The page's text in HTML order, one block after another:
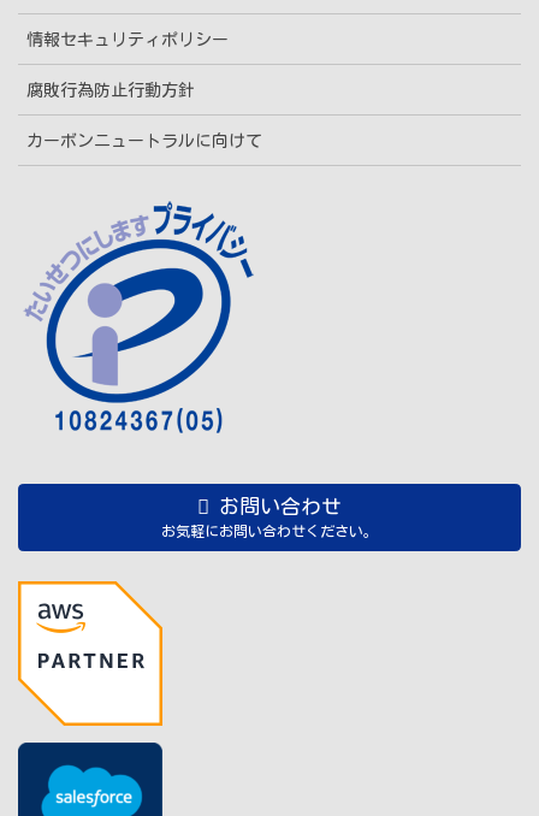
情報セキュリティポリシー
腐敗行為防止行動方針
カーボンニュートラルに向けて
お問い合わせ
お気軽にお問い合わせください。